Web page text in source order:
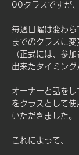
00クラスですが、
毎週日曜は変わ
までのクラスに変
（正式には、参
出来たタイミング
オーナーと話を
をクラスとして
いただきました。
これによって、